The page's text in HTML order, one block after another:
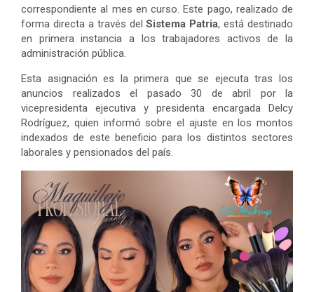
correspondiente al mes en curso. Este pago, realizado de
forma directa a través delSistema Patria, está destinado
en primera instancia a los trabajadores activos de la
administración pública.
Esta asignación es la primera que se ejecuta tras los
anuncios realizados el pasado 30 de abril por la
vicepresidenta ejecutiva y presidenta encargada Delcy
Rodríguez, quien informó sobre el ajuste en los montos
indexados de este beneficio para los distintos sectores
laborales y pensionados del país.